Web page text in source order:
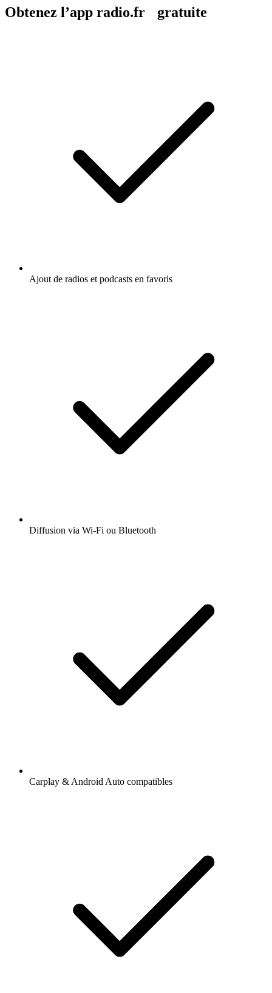
Obtenez l’app radio.fr gratuite
Ajout de radios et podcasts en favoris
Diffusion via Wi-Fi ou Bluetooth
Carplay & Android Auto compatibles